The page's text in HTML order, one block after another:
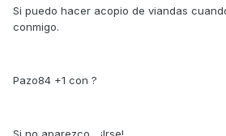
Si puedo hacer acopio de viandas
conmigo.
Pazo84 +1 con ?